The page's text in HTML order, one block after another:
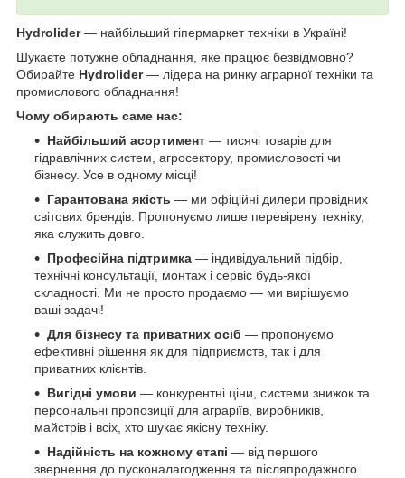
Hydrolider— найбільший гіпермаркет техніки в Україні!
Шукаєте потужне обладнання, яке працює безвідмовно?
Обирайте Hydrolider— лідера на ринку аграрної техніки та
промислового обладнання!
Чому обирають саме нас:
Найбільший асортимент — тисячі товарів для
гідравлічних систем, агросектору, промисловості чи
бізнесу. Усе в одному місці!
Гарантована якість — ми офіційні дилери провідних
світових брендів. Пропонуємо лише перевірену техніку,
яка служить довго.
Професійна підтримка — індивідуальний підбір,
технічні консультації, монтаж і сервіс будь-якої
складності. Ми не просто продаємо — ми вирішуємо
ваші задачі!
Для бізнесу та приватних осіб — пропонуємо
ефективні рішення як для підприємств, так і для
приватних клієнтів.
Вигідні умови — конкурентні ціни, системи знижок та
персональні пропозиції для аграріїв, виробників,
майстрів і всіх, хто шукає якісну техніку.
Надійність на кожному етапі — від першого
звернення до пусконалагодження та післяпродажного